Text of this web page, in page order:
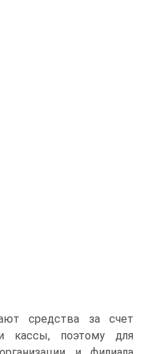
средства за счет
кассы, поэтому для